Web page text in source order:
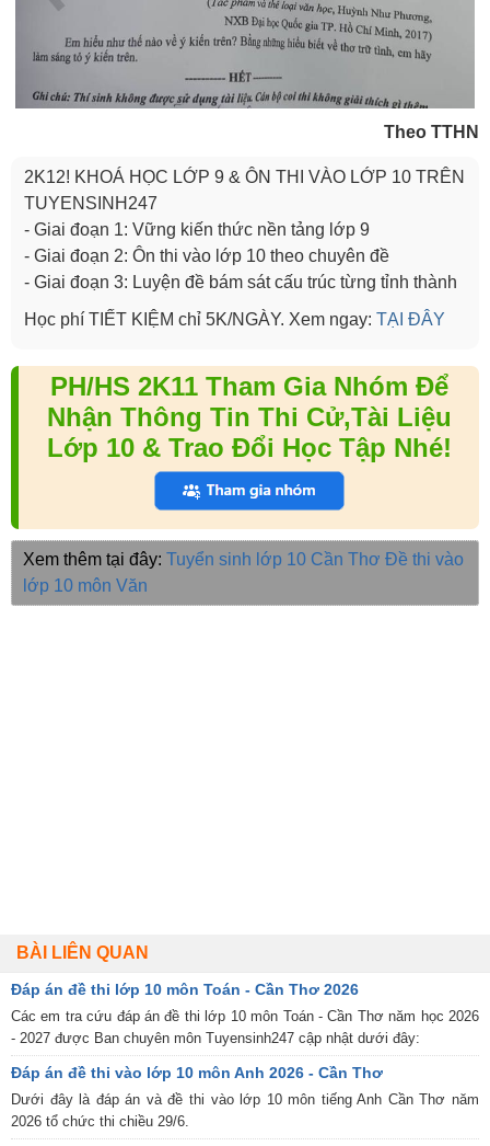
Theo TTHN
2K12! KHOÁ HỌC LỚP 9 & ÔN THI VÀO LỚP 10 TRÊN
TUYENSINH247
- Giai đoạn 1: Vững kiến thức nền tảng lớp 9
- Giai đoạn 2: Ôn thi vào lớp 10 theo chuyên đề
- Giai đoạn 3: Luyện đề bám sát cấu trúc từng tỉnh thành
Học phí TIẾT KIỆM chỉ 5K/NGÀY. Xem ngay: TẠI ĐÂY
PH/HS 2K11 Tham Gia Nhóm Để
Nhận Thông Tin Thi Cử,Tài Liệu
Lớp 10 & Trao Đổi Học Tập Nhé!
Xem thêm tại đây: Tuyển sinh lớp 10 Cần Thơ Đề thi vào
lớp 10 môn Văn
BÀI LIÊN QUAN
Đáp án đề thi lớp 10 môn Toán - Cần Thơ 2026
Các em tra cứu đáp án đề thi lớp 10 môn Toán - Cần Thơ năm học 2026
- 2027 được Ban chuyên môn Tuyensinh247 cập nhật dưới đây:
Đáp án đề thi vào lớp 10 môn Anh 2026 - Cần Thơ
Dưới đây là đáp án và đề thi vào lớp 10 môn tiếng Anh Cần Thơ năm
2026 tổ chức thi chiều 29/6.